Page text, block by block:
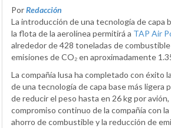
PorRedacción
La introducción de una tecnología de capa
la flota de la aerolínea permitirá a TAP Air
alrededor de 428 toneladas de
emisiones de CO₂ en aproximadamente
La compañía lusa ha completado con éxito
de una tecnología de capa base más ligera
de reducir el peso hasta en 26 kg por
compromiso continuo de la compañía con
ahorro de combustible y la reducción de